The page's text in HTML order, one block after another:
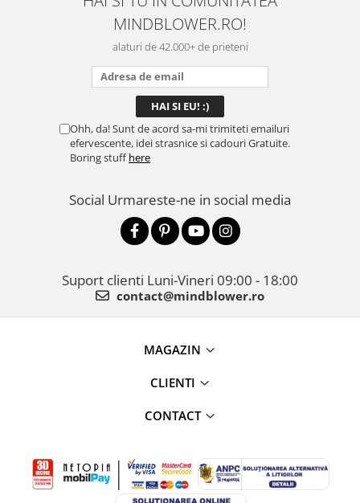
serviciu și sunt foarte
mulțumită.
MINDBLOWER.RO!
alaturi de 42.000+ de prieteni
Ohh, da! Sunt de acord sa-mi trimiteti emailuri
efervescente, idei strasnice si cadouri Gratuite.
Boring stuffhere
Social Urmareste-ne in social media
Suport clienti Luni-Vineri 09:00 - 18:00
contact@mindblower.ro
MAGAZIN
CLIENTI
CONTACT